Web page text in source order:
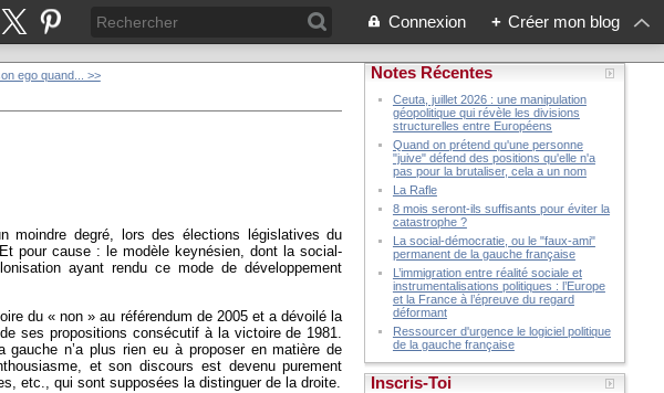
Connexion + Créer mon blog
ego quand... >>
moindre degré, lors des élections législatives du
pour cause : le modèle keynésien, dont la social-
ayant rendu ce mode de développement
du « non » au référendum de 2005 et a dévoilé la
ses propositions consécutif à la victoire de 1981.
n’a plus rien eu à proposer en matière de
et son discours est devenu purement
etc., qui sont supposées la distinguer de la droite.
Notes Récentes
Ceuta, juillet 2026 : une manipulation
géopolitique qui révèle les divisions
structurelles entre Européens
Quand on prétend qu'une personne
"juive" défend des positions qu'elle n'a
pas pour la brutaliser, cela a un nom
La Rafle
8 mois seront-ils suffisants pour éviter la
catastrophe ?
La social-démocratie, ou le "faux-ami"
permanent de la gauche française
L’immigration entre réalité sociale et
instrumentalisations politiques : l’Europe
et la France à l’épreuve du regard
déformant
Ressourcer d'urgence le logiciel politique
de la gauche française
Inscris-Toi